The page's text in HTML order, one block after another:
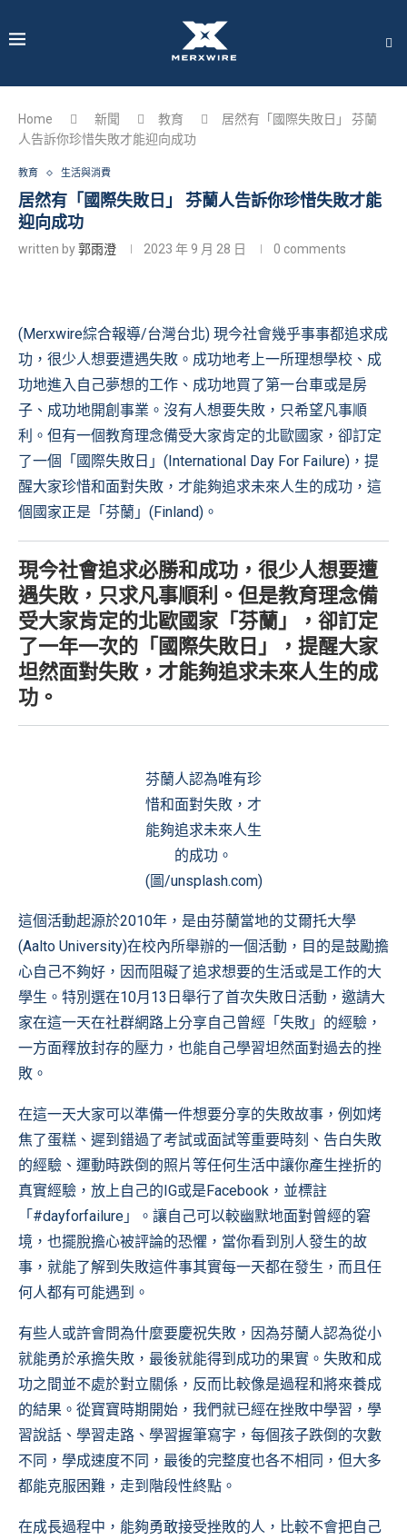
Home 新聞 教育
居然有「國際失敗日」 芬蘭
人告訴你珍惜失敗才能迎向成功
教育 生活與消費
居然有「國際失敗日」 芬蘭人告訴你珍惜失敗才能
迎向成功
written by郭雨澄 2023 年 9 月 28 日 0 comments
(Merxwire綜合報導/台灣台北) 現今社會幾乎事事都追求成
功，很少人想要遭遇失敗。成功地考上一所理想學校、成
功地進入自己夢想的工作、成功地買了第一台車或是房
子、成功地開創事業。沒有人想要失敗，只希望凡事順
利。但有一個教育理念備受大家肯定的北歐國家，卻訂定
了一個「國際失敗日」(International Day For Failure)，提
醒大家珍惜和面對失敗，才能夠追求未來人生的成功，這
個國家正是「芬蘭」(Finland)。
現今社會追求必勝和成功，很少人想要遭
遇失敗，只求凡事順利。但是教育理念備
受大家肯定的北歐國家「芬蘭」，卻訂定
了一年一次的「國際失敗日」，提醒大家
坦然面對失敗，才能夠追求未來人生的成
功。
芬蘭人認為唯有珍
惜和面對失敗，才
能夠追求未來人生
的成功。
(圖/unsplash.com)
這個活動起源於2010年，是由芬蘭當地的艾爾托大學
(Aalto University)在校內所舉辦的一個活動，目的是鼓勵擔
心自己不夠好，因而阻礙了追求想要的生活或是工作的大
學生。特別選在10月13日舉行了首次失敗日活動，邀請大
家在這一天在社群網路上分享自己曾經「失敗」的經驗，
一方面釋放封存的壓力，也能自己學習坦然面對過去的挫
敗。
在這一天大家可以準備一件想要分享的失敗故事，例如烤
焦了蛋糕、遲到錯過了考試或面試等重要時刻、告白失敗
的經驗、運動時跌倒的照片等任何生活中讓你產生挫折的
真實經驗，放上自己的IG或是Facebook，並標註
「#dayforfailure」。讓自己可以較幽默地面對曾經的窘
境，也擺脫擔心被評論的恐懼，當你看到別人發生的故
事，就能了解到失敗這件事其實每一天都在發生，而且任
何人都有可能遇到。
有些人或許會問為什麼要慶祝失敗，因為芬蘭人認為從小
就能勇於承擔失敗，最後就能得到成功的果實。失敗和成
功之間並不處於對立關係，反而比較像是過程和將來養成
的結果。從寶寶時期開始，我們就已經在挫敗中學習，學
習說話、學習走路、學習握筆寫字，每個孩子跌倒的次數
不同，學成速度不同，最後的完整度也各不相同，但大多
都能克服困難，走到階段性終點。
在成長過程中，能夠勇敢接受挫敗的人，比較不會把自己